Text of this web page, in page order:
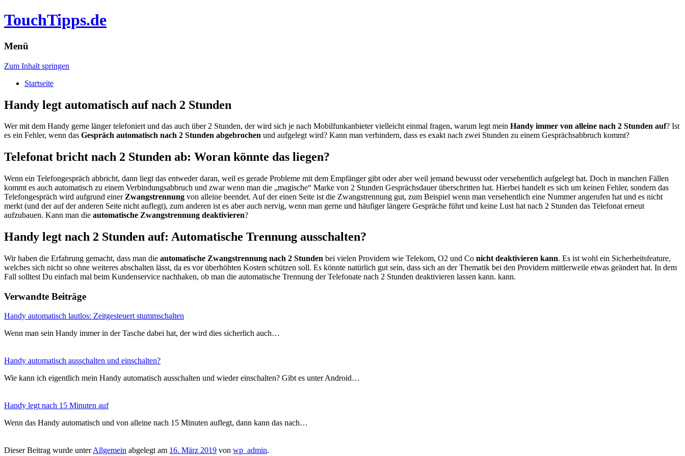
TouchTipps.de
Menü
Zum Inhalt springen
Startseite
Handy legt automatisch auf nach 2 Stunden
Wer mit dem Handy gerne länger telefoniert und das auch über 2 Stunden, der wird sich je nach Mobilfunkanbieter vielleicht einmal fragen, warum legt mein Handy immer von alleine nach 2 Stunden auf? Ist
es ein Fehler, wenn das Gespräch automatisch nach 2 Stunden abgebrochen und aufgelegt wird? Kann man verhindern, dass es exakt nach zwei Stunden zu einem Gesprächsabbruch kommt?
Telefonat bricht nach 2 Stunden ab: Woran könnte das liegen?
Wenn ein Telefongespräch abbricht, dann liegt das entweder daran, weil es gerade Probleme mit dem Empfänger gibt oder aber weil jemand bewusst oder versehentlich aufgelegt hat. Doch in manchen Fällen
kommt es auch automatisch zu einem Verbindungsabbruch und zwar wenn man die „magische“ Marke von 2 Stunden Gesprächsdauer überschritten hat. Hierbei handelt es sich um keinen Fehler, sondern das
Telefongespräch wird aufgrund einer Zwangstrennung von alleine beendet. Auf der einen Seite ist die Zwangstrennung gut, zum Beispiel wenn man versehentlich eine Nummer angerufen hat und es nicht
merkt (und der auf der anderen Seite nicht auflegt), zum anderen ist es aber auch nervig, wenn man gerne und häufiger längere Gespräche führt und keine Lust hat nach 2 Stunden das Telefonat erneut
aufzubauen. Kann man die automatische Zwangstrennung deaktivieren?
Handy legt nach 2 Stunden auf: Automatische Trennung ausschalten?
Wir haben die Erfahrung gemacht, dass man die automatische Zwangstrennung nach 2 Stunden bei vielen Providern wie Telekom, O2 und Co nicht deaktivieren kann. Es ist wohl ein Sicherheitsfeature,
welches sich nicht so ohne weiteres abschalten lässt, da es vor überhöhten Kosten schützen soll. Es könnte natürlich gut sein, dass sich an der Thematik bei den Providern mittlerweile etwas geändert hat. In dem
Fall solltest Du einfach mal beim Kundenservice nachhaken, ob man die automatische Trennung der Telefonate nach 2 Stunden deaktivieren lassen kann. kann.
Verwandte Beiträge
Handy automatisch lautlos: Zeitgesteuert stummschalten
Wenn man sein Handy immer in der Tasche dabei hat, der wird dies sicherlich auch…
Handy automatisch ausschalten und einschalten?
Wie kann ich eigentlich mein Handy automatisch ausschalten und wieder einschalten? Gibt es unter Android…
Handy legt nach 15 Minuten auf
Wenn das Handy automatisch und von alleine nach 15 Minuten auflegt, dann kann das nach…
Dieser Beitrag wurde unterAllgemein abgelegt am 16. März 2019 von wp_admin.